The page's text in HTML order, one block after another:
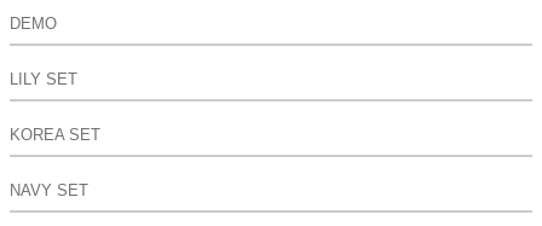
DEMO
LILY SET
KOREA SET
NAVY SET